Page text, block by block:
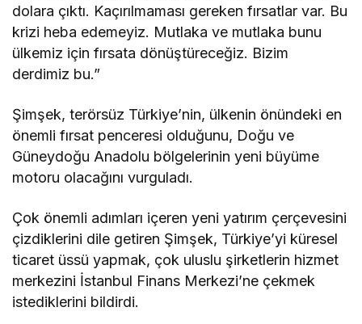
dolara çıktı. Kaçırılmaması gereken fırsatlar var. Bu
krizi heba edemeyiz. Mutlaka ve mutlaka bunu
ülkemiz için fırsata dönüştüreceğiz. Bizim
derdimiz bu.”
Şimşek, terörsüz Türkiye’nin, ülkenin önündeki en
önemli fırsat penceresi olduğunu, Doğu ve
Güneydoğu Anadolu bölgelerinin yeni büyüme
motoru olacağını vurguladı.
Çok önemli adımları içeren yeni yatırım çerçevesini
çizdiklerini dile getiren Şimşek, Türkiye’yi küresel
ticaret üssü yapmak, çok uluslu şirketlerin hizmet
merkezini İstanbul Finans Merkezi’ne çekmek
istediklerini bildirdi.